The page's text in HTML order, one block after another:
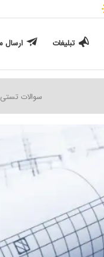
تبلیغات
سوالات